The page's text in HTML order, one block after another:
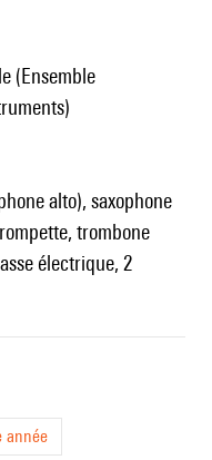
(Ensemble
alto), saxophone
trombone
électrique, 2
année